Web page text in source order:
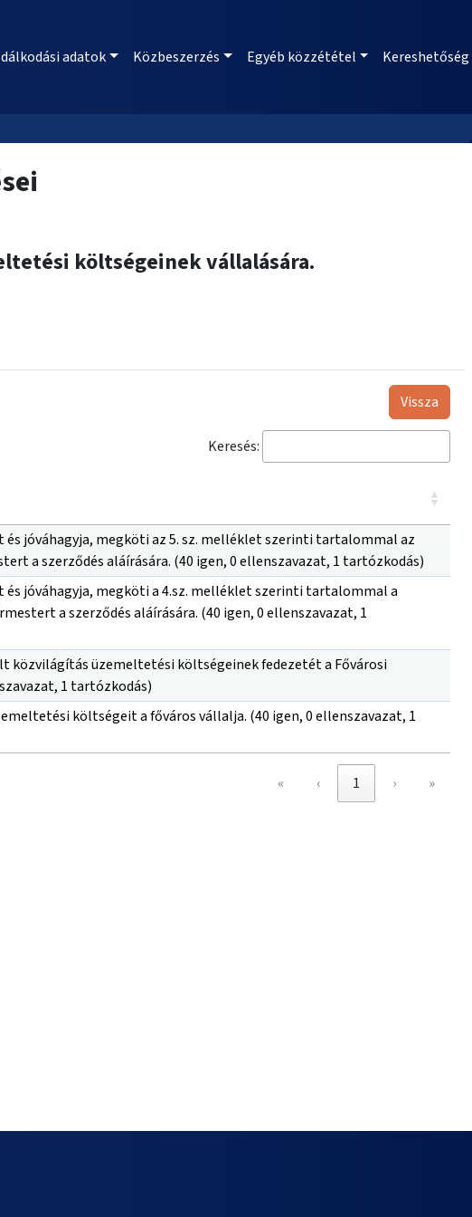
adatok Közbeszerzés Egyéb közzététel Kereshetőség
költségeinek vállalására.
Vissza
Keresés:
jóváhagyja, megköti az 5. sz. melléklet szerinti tartalommal az
a szerződés aláírására. (40 igen, 0 ellenszavazat, 1 tartózkodás)
jóváhagyja, megköti a 4.sz. melléklet szerinti tartalommal a
a szerződés aláírására. (40 igen, 0 ellenszavazat, 1
közvilágítás üzemeltetési költségeinek fedezetét a Fővárosi
1 tartózkodás)
költségeit a főváros vállalja. (40 igen, 0 ellenszavazat, 1
« ‹ 1 › »